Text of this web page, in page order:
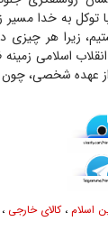
توکل به خدا مسیر
زیرا هر چیزی
اسلامی زمینه
عهده شخصی، چون
اسلام ،کالای خارجی ،